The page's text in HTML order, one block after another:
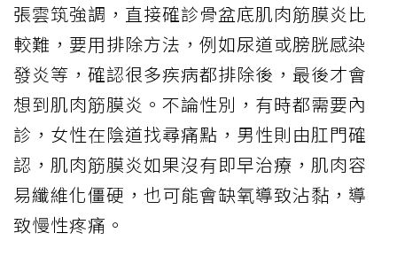
張雲筑強調，直接確診骨盆底肌肉筋膜炎比
較難，要用排除方法，例如尿道或膀胱感染
發炎等，確認很多疾病都排除後，最後才會
想到肌肉筋膜炎。不論性別，有時都需要內
診，女性在陰道找尋痛點，男性則由肛門確
認，肌肉筋膜炎如果沒有即早治療，肌肉容
易纖維化僵硬，也可能會缺氧導致沾黏，導
致慢性疼痛。